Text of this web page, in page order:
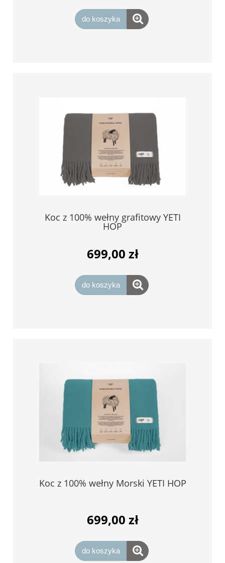
do koszyka
Koc z 100% wełny grafitowy YETI
HOP
699,00 zł
do koszyka
Koc z 100% wełny Morski YETI HOP
699,00 zł
do koszyka